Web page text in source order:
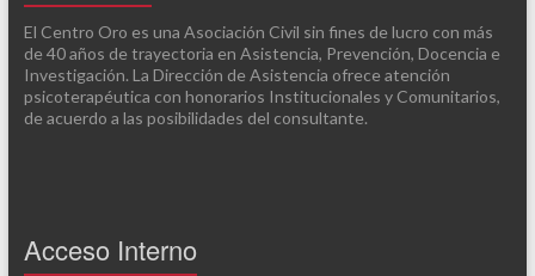
El Centro Oro es una Asociación Civil sin fines de lucro con más
de 40 años de trayectoria en Asistencia, Prevención, Docencia e
Investigación. La Dirección de Asistencia ofrece atención
psicoterapéutica con honorarios Institucionales y Comunitarios,
de acuerdo a las posibilidades del consultante.
Acceso Interno